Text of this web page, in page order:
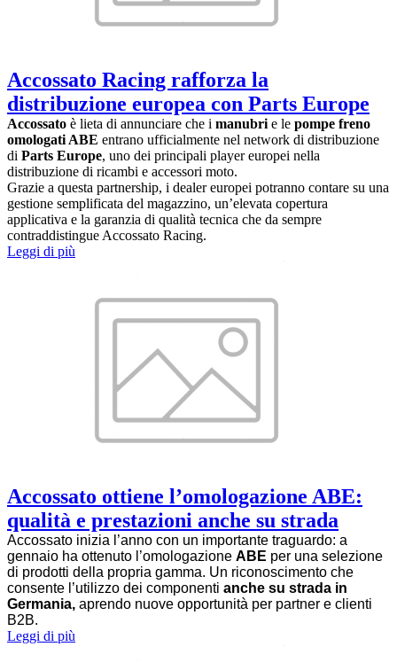
Accossato Racing rafforza la
distribuzione europea con Parts Europe
Accossato è lieta di annunciare che i manubri e le pompe freno
omologati ABE entrano ufficialmente nel network di distribuzione
di Parts Europe, uno dei principali player europei nella
distribuzione di ricambi e accessori moto.
Grazie a questa partnership, i dealer europei potranno contare su una
gestione semplificata del magazzino, un’elevata copertura
applicativa e la garanzia di qualità tecnica che da sempre
contraddistingue Accossato Racing.
Leggi di più
Accossato ottiene l’omologazione ABE:
qualità e prestazioni anche su strada
Accossato inizia l’anno con un importante traguardo: a
gennaio ha ottenuto l’omologazione ABE per una selezione
di prodotti della propria gamma. Un riconoscimento che
consente l’utilizzo dei componenti anche su strada in
Germania, aprendo nuove opportunità per partner e clienti
B2B.
Leggi di più